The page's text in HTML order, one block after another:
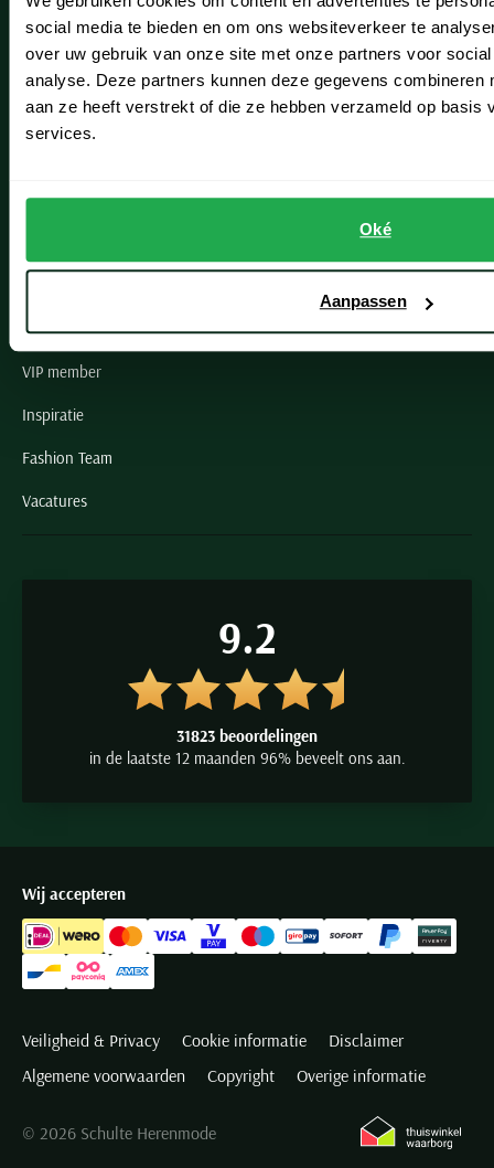
social media te bieden en om ons websiteverkeer te
over uw gebruik van onze site met onze partners voor
analyse. Deze partners kunnen deze gegevens combineren
aan ze heeft verstrekt of die ze hebben verzameld op basis
services.
Oké
Aanpassen
Lisse
Noordwijk
Oegstgeest
Paul & Shark specialist
VIP member
Inspiratie
Fashion Team
Vacatures
9.2
31823 beoordelingen
in de laatste 12 maanden 96% beveelt ons aan.
Wij accepteren
Veiligheid & Privacy Cookie informatie
Disclaimer
Algemene voorwaarden
Copyright Overige informatie
© 2026 Schulte Herenmode